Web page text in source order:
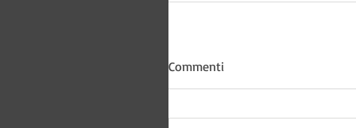
Commenti